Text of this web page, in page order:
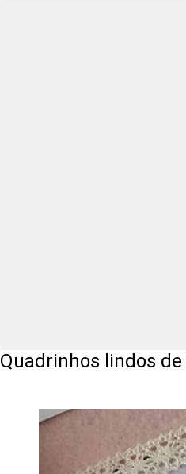
Quadrinhos lindos